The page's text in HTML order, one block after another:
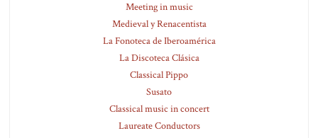
Meeting in music
Medieval y Renacentista
La Fonoteca de Iberoamérica
La Discoteca Clásica
Classical Pippo
Susato
Classical music in concert
Laureate Conductors